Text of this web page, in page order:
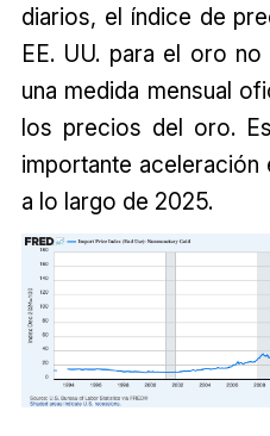
diarios, el índice de
EE. UU. para el oro
una medida mensual
los precios del oro.
importante
a lo largo de 2025.